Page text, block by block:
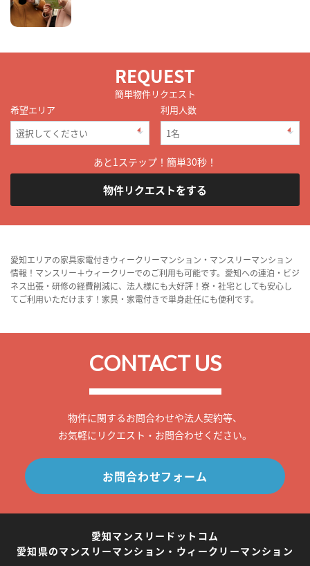
REQUEST
簡単物件リクエスト
希望エリア
利用人数
あと1ステップ！簡単30秒！
物件リクエストをする
愛知エリアの家具家電付きウィークリーマンション・マンスリーマンション
情報！マンスリー＋ウィークリーでのご利用も可能です。愛知への連泊・ビジ
ネス出張・研修の経費削減に、法人様にも大好評！寮・社宅としても安心し
てご利用いただけます！家具・家電付きで単身赴任にも便利です。
CONTACT US
物件に関するお問合わせや法人契約等、
お気軽にリクエスト・お問合わせください。
お問合わせフォーム
愛知マンスリードットコム
愛知県のマンスリーマンション・ウィークリーマンション